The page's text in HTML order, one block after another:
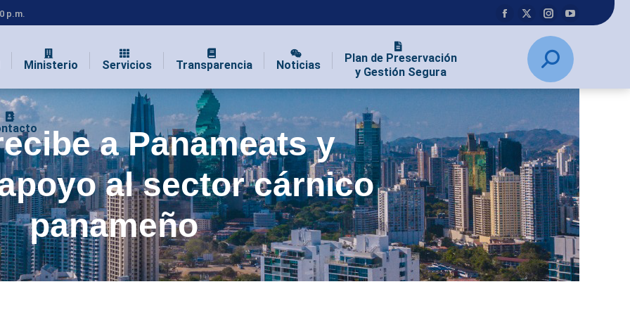
p.m.
Ministerio Servicios Transparencia Noticias
Plan de Preservación
y Gestión Segura
a Panameats y
al sector cárnico
panameño